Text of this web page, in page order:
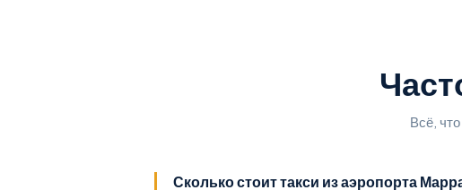
Всё,
Сколько стоит такси из аэропорта